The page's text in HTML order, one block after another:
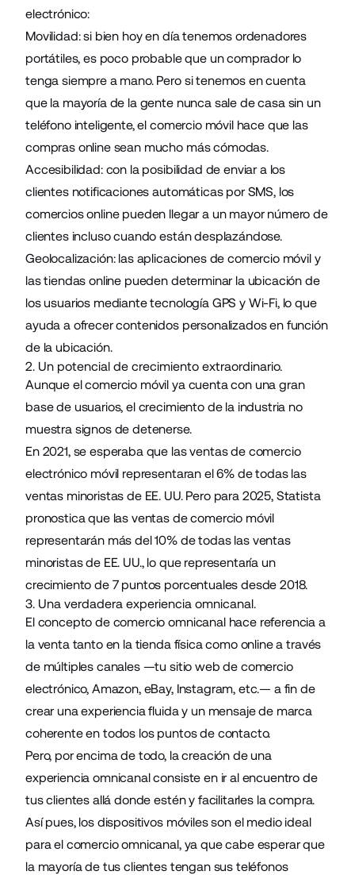
electrónico:
Movilidad: si bien hoy en día tenemos ordenadores
portátiles, es poco probable que un comprador lo
tenga siempre a mano. Pero si tenemos en cuenta
que la mayoría de la gente nunca sale de casa sin un
teléfono inteligente, el comercio móvil hace que las
compras online sean mucho más cómodas.
Accesibilidad: con la posibilidad de enviar a los
clientes notificaciones automáticas por SMS, los
comercios online pueden llegar a un mayor número de
clientes incluso cuando están desplazándose.
Geolocalización: las aplicaciones de comercio móvil y
las tiendas online pueden determinar la ubicación de
los usuarios mediante tecnología GPS y Wi-Fi, lo que
ayuda a ofrecer contenidos personalizados en función
de la ubicación.
2. Un potencial de crecimiento extraordinario.
Aunque el comercio móvil ya cuenta con una gran
base de usuarios, el crecimiento de la industria no
muestra signos de detenerse.
En 2021, se esperaba que las ventas de comercio
electrónico móvil representaran el 6% de todas las
ventas minoristas de EE. UU. Pero para 2025, Statista
pronostica que las ventas de comercio móvil
representarán más del 10% de todas las ventas
minoristas de EE. UU., lo que representaría un
crecimiento de 7 puntos porcentuales desde 2018.
3. Una verdadera experiencia omnicanal.
El concepto de comercio omnicanal hace referencia a
la venta tanto en la tienda física como online a través
de múltiples canales —tu sitio web de comercio
electrónico, Amazon, eBay, Instagram, etc.— a fin de
crear una experiencia fluida y un mensaje de marca
coherente en todos los puntos de contacto.
Pero, por encima de todo, la creación de una
experiencia omnicanal consiste en ir al encuentro de
tus clientes allá donde estén y facilitarles la compra.
Así pues, los dispositivos móviles son el medio ideal
para el comercio omnicanal, ya que cabe esperar que
la mayoría de tus clientes tengan sus teléfonos